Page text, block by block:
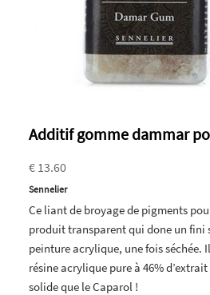
Additif gomme dammar
€ 13.60
Sennelier
Ce liant de broyage de pigments
produit transparent qui done un fini
peinture acrylique, une fois séchée.
résine acrylique pure à 46%
solide que le Caparol !